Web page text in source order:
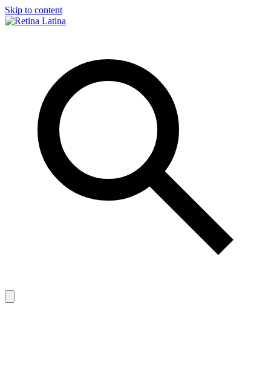
Skip to content